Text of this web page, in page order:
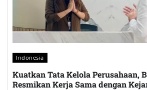
Indonesia
Kuatkan Tata Kelola Perusahaan,
Resmikan Kerja Sama dengan